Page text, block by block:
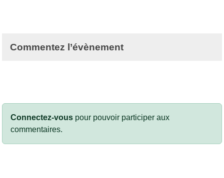
Commentez l’évènement
Connectez-vous pour pouvoir participer aux
commentaires.